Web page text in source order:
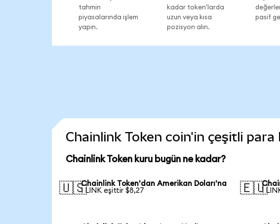
tahmin
piyasalarında işlem
yapın.
kadar token'larda
uzun veya kısa
pozisyon alın.
pasif
Chainlink Token coin'in çeşitli
Chainlink Token kuru bugün ne kadar?
🇺🇸Chainlink Token'dan Amerikan Doları'na
1 LINK eşittir $8,27
🇪🇺
1